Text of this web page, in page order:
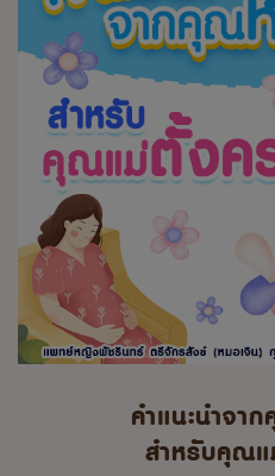
คำแนะนำจา
สำหรับคุณ